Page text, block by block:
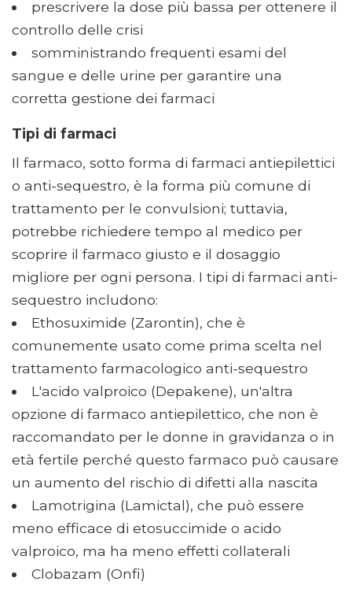
prescrivere la dose più bassa per ottenere il
controllo delle crisi
somministrando frequenti esami del
sangue e delle urine per garantire una
corretta gestione dei farmaci
Tipi di farmaci
Il farmaco, sotto forma di farmaci antiepilettici
o anti-sequestro, è la forma più comune di
trattamento per le convulsioni; tuttavia,
potrebbe richiedere tempo al medico per
scoprire il farmaco giusto e il dosaggio
migliore per ogni persona. I tipi di farmaci anti-
sequestro includono:
Ethosuximide (Zarontin), che è
comunemente usato come prima scelta nel
trattamento farmacologico anti-sequestro
L'acido valproico (Depakene), un'altra
opzione di farmaco antiepilettico, che non è
raccomandato per le donne in gravidanza o in
età fertile perché questo farmaco può causare
un aumento del rischio di difetti alla nascita
Lamotrigina (Lamictal), che può essere
meno efficace di etosuccimide o acido
valproico, ma ha meno effetti collaterali
Clobazam (Onfi)